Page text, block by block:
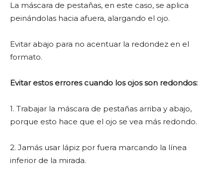
La máscara de pestañas, en este caso, se aplica
peinándolas hacia afuera, alargando el ojo.
Evitar abajo para no acentuar la redondez en el
formato.
Evitar estos errores cuando los ojos son redondos:
1. Trabajar la máscara de pestañas arriba y abajo,
porque esto hace que el ojo se vea más redondo.
2. Jamás usar lápiz por fuera marcando la línea
inferior de la mirada.